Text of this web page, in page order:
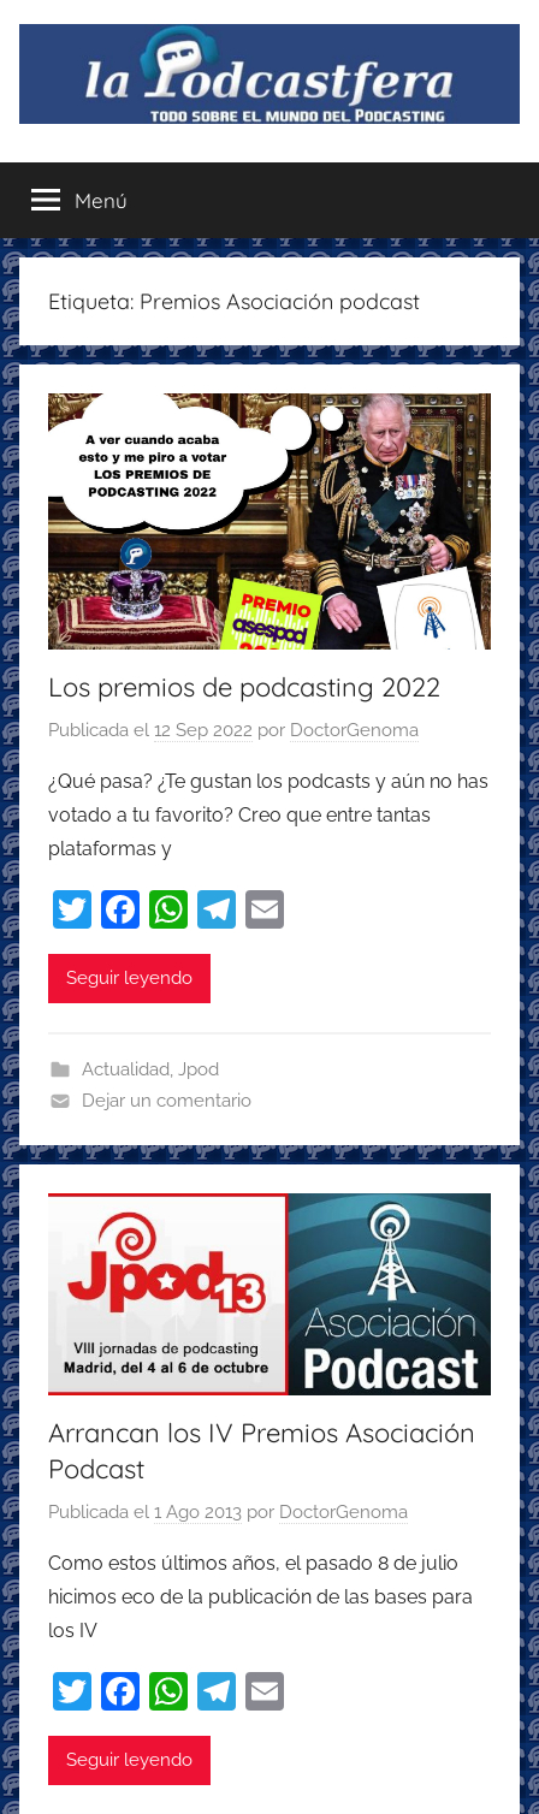
contenido
La
Podcastfera
el
mundo
del
podcasting
recomendaciones
disfrutar
podcastfera
Menú
Etiqueta: Premios Asociación podcast
Los premios de podcasting 2022
Publicada el 12 Sep 2022 por DoctorGenoma
¿Qué pasa? ¿Te gustan los podcasts y aún no has
votado a tu favorito? Creo que entre tantas
plataformas y
T
w
itt
F
a
c
b
o
o
k
W
h
at
A
p
p
T
m
Seguir leyendo
Actualidad, Jpod
Dejar un comentario
Arrancan los IV Premios Asociación
Podcast
Publicada el 1 Ago 2013 por DoctorGenoma
Como estos últimos años, el pasado 8 de julio
hicimos eco de la publicación de las bases para
los IV
T
w
itt
F
a
c
W
h
at
T
Seguir leyendo